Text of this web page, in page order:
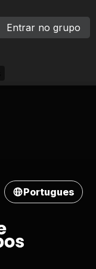
Entrar no grupo
Portugues